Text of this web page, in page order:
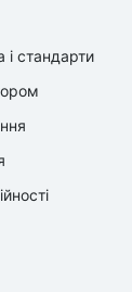
і стандарти